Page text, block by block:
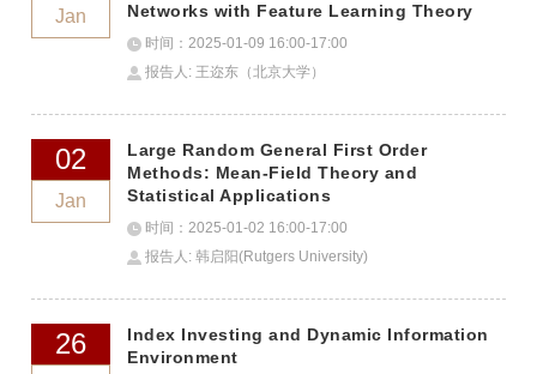
Jan
Networks with Feature Learning Theory
时间：2025-01-09 16:00-17:00
报告人: 王迩东（北京大学）
02
Jan
Large Random General First Order
Methods: Mean-Field Theory and
Statistical Applications
时间：2025-01-02 16:00-17:00
报告人: 韩启阳(Rutgers University)
26
Index Investing and Dynamic Information
Environment